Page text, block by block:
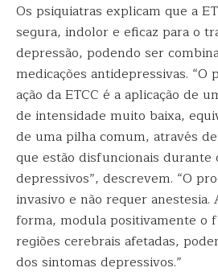
Os psiquiatras explicam que a
segura, indolor e eficaz para o
depressão, podendo ser
medicações antidepressivas. “O
ação da ETCC é a aplicação de
de intensidade muito baixa,
de uma pilha comum, através
que estão disfuncionais durante
depressivos”, descrevem. “O
invasivo e não requer anestesia.
forma, modula positivamente o
regiões cerebrais afetadas,
dos sintomas depressivos.”